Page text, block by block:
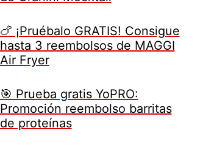
🍗 ¡Pruébalo GRATIS! Consigue
hasta 3 reembolsos de MAGGI
Air Fryer
🎯 Prueba gratis YoPRO:
Promoción reembolso barritas
de proteínas